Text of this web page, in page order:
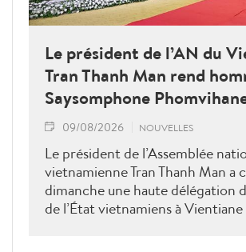
Le président de l’AN du
Tran Thanh Man rend
Saysomphone
09/08/2026 NOUVELLES
Le président de l’Assemblée
vietnamienne Tran Thanh Man a
dimanche une haute délégation
de l’État vietnamiens à